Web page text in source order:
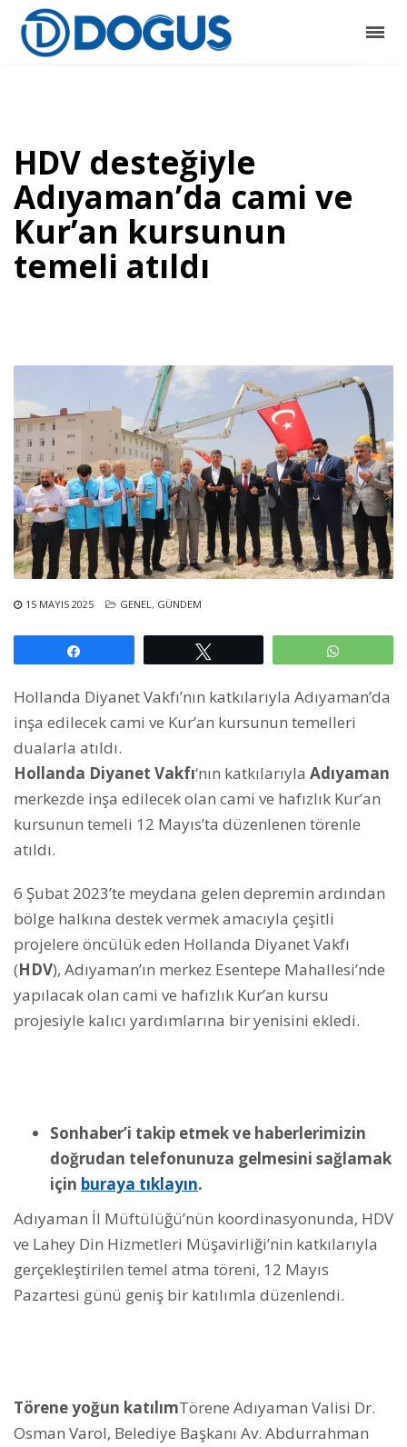
HDV desteğiyle
Adıyaman’da cami ve
Kur’an kursunun
temeli atıldı
15 MAYIS 2025 GENEL, GÜNDEM
Hollanda Diyanet Vakfı’nın katkılarıyla Adıyaman’da
inşa edilecek cami ve Kur’an kursunun temelleri
dualarla atıldı.
Hollanda Diyanet Vakfı‘nın katkılarıyla Adıyaman
merkezde inşa edilecek olan cami ve hafızlık Kur’an
kursunun temeli 12 Mayıs’ta düzenlenen törenle
atıldı.
6 Şubat 2023’te meydana gelen depremin ardından
bölge halkına destek vermek amacıyla çeşitli
projelere öncülük eden Hollanda Diyanet Vakfı
(HDV), Adıyaman’ın merkez Esentepe Mahallesi’nde
yapılacak olan cami ve hafızlık Kur’an kursu
projesiyle kalıcı yardımlarına bir yenisini ekledi.
Sonhaber’i takip etmek ve haberlerimizin
doğrudan telefonunuza gelmesini sağlamak
için buraya tıklayın.
Adıyaman İl Müftülüğü’nün koordinasyonunda, HDV
ve Lahey Din Hizmetleri Müşavirliği’nin katkılarıyla
gerçekleştirilen temel atma töreni, 12 Mayıs
Pazartesi günü geniş bir katılımla düzenlendi.
Törene yoğun katılımTörene Adıyaman Valisi Dr.
Osman Varol, Belediye Başkanı Av. Abdurrahman